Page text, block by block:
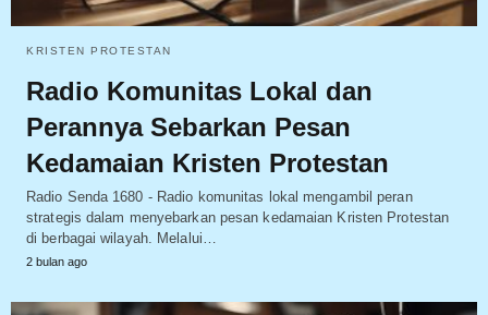
KRISTEN PROTESTAN
Radio Komunitas Lokal dan
Perannya Sebarkan Pesan
Kedamaian Kristen Protestan
Radio Senda 1680 - Radio komunitas lokal mengambil peran
strategis dalam menyebarkan pesan kedamaian Kristen Protestan
di berbagai wilayah. Melalui…
2 bulan ago